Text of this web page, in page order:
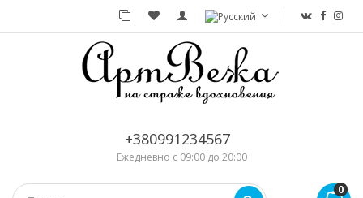
+380991234567
Ежедневно с 09:00 до 20:00
0